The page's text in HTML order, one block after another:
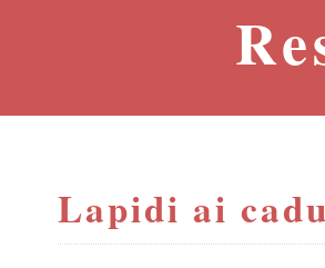
Lapidi ai